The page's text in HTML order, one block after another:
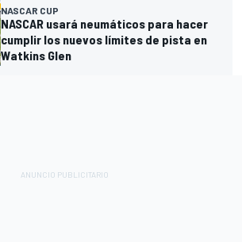
NASCAR CUP
NASCAR usará neumáticos para hacer
cumplir los nuevos límites de pista en
Watkins Glen